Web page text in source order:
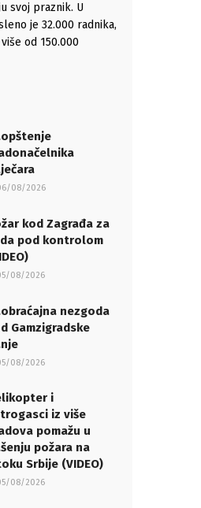
svoj praznik. U
je 32.000 radnika,
od 150.000
08/2026
kod Zagrađa za
pod kontrolom
08/2026
nezgoda
Gamzigradske
08/2026
i
iz više
pomažu u
požara na
Srbije (VIDEO)
08/2026